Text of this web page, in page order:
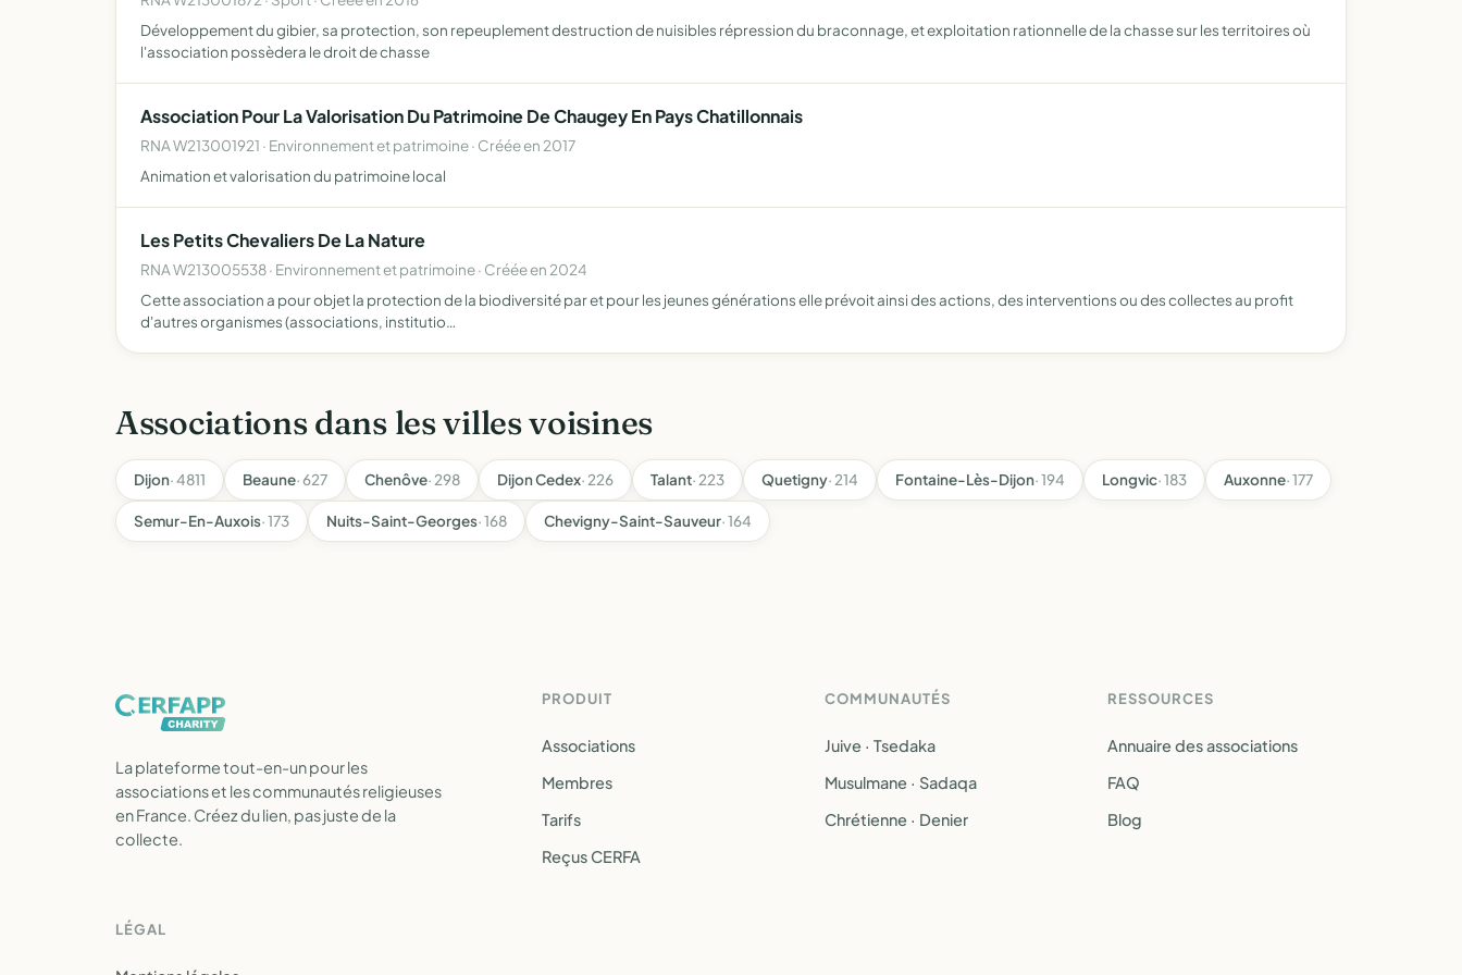
Développement du gibier, sa protection, son repeuplement destruction de nuisibles répression du braconnage, et exploitation rationnelle de la chasse sur les territoires où
l'association possèdera le droit de chasse
Association Pour La Valorisation Du Patrimoine De Chaugey En Pays Chatillonnais
RNA W213001921 · Environnement et patrimoine · Créée en 2017
Animation et valorisation du patrimoine local
Les Petits Chevaliers De La Nature
RNA W213005538 · Environnement et patrimoine · Créée en 2024
Cette association a pour objet la protection de la biodiversité par et pour les jeunes générations elle prévoit ainsi des actions, des interventions ou des collectes au profit
d'autres organismes (associations, institutio…
Associations dans les villes voisines
Dijon· 4811 Beaune· 627 Chenôve· 298 Dijon Cedex· 226 Talant· 223 Quetigny· 214 Fontaine-Lès-Dijon· 194 Longvic· 183 Auxonne· 177
Semur-En-Auxois· 173 Nuits-Saint-Georges· 168 Chevigny-Saint-Sauveur· 164
La plateforme tout-en-un pour les
associations et les communautés religieuses
en France. Créez du lien, pas juste de la
collecte.
PRODUIT
Associations
Membres
Tarifs
Reçus CERFA
COMMUNAUTÉS
Juive · Tsedaka
Musulmane · Sadaqa
Chrétienne · Denier
RESSOURCES
Annuaire des associations
FAQ
Blog
LÉGAL